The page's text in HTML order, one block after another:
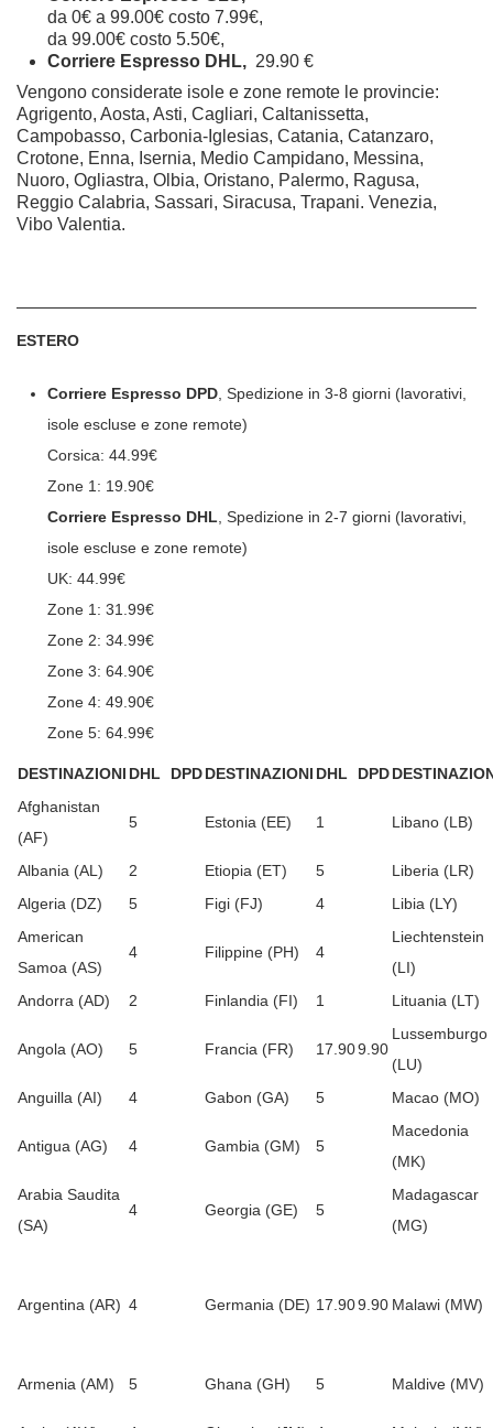
da 0€ a 99.00€ costo 7.99€,
da 99.00€ costo 5.50€,
Corriere Espresso DHL, 29.90 €
Vengono considerate isole e zone remote le provincie:
Agrigento, Aosta, Asti, Cagliari, Caltanissetta,
Campobasso, Carbonia-Iglesias, Catania, Catanzaro,
Crotone, Enna, Isernia, Medio Campidano, Messina,
Nuoro, Ogliastra, Olbia, Oristano, Palermo, Ragusa,
Reggio Calabria, Sassari, Siracusa, Trapani. Venezia,
Vibo Valentia.
ESTERO
Corriere Espresso DPD , Spedizione in 3-8 giorni (lavorativi,
isole escluse e zone remote)
Corsica: 44.99€
Zone 1: 19.90€
Corriere Espresso DHL , Spedizione in 2-7 giorni (lavorativi,
isole escluse e zone remote)
UK: 44.99€
Zone 1: 31.99€
Zone 2: 34.99€
Zone 3: 64.90€
Zone 4: 49.90€
Zone 5: 64.99€
DESTINAZIONI DHL DPDDESTINAZIONI DHL DPD
Afghanistan
(AF)
5 Estonia (EE) 1 Libano (LB)
Albania (AL) 2 Etiopia (ET) 5
Liberia (LR)
Algeria (DZ)
5 Figi (FJ) 4
Libia (LY)
American
Samoa (AS)
4 Filippine (PH) 4
Liechtenstein
(LI)
Andorra (AD)
2 Finlandia (FI) 1 Lituania (LT)
Angola (AO) 5 Francia (FR) 17.909.90
Lussemburgo
(LU)
Anguilla (AI)
4 Gabon (GA) 5 Macao (MO)
Antigua (AG) 4 Gambia (GM) 5
Macedonia
(MK)
Arabia Saudita
(SA)
4 Georgia (GE) 5
Madagascar
(MG)
Argentina (AR) 4 Germania (DE) 17.909.90 Malawi (MW)
Armenia (AM) 5 Ghana (GH) 5 Maldive (MV)